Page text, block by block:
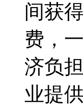
间获
费，
济负
业提